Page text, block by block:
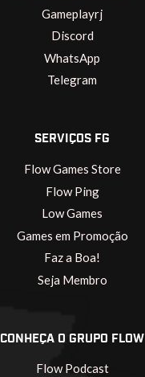
Gameplayrj
Discord
WhatsApp
Telegram
SERVIÇOS FG
Flow Games Store
Flow Ping
Low Games
Games em Promoção
Faz a Boa!
Seja Membro
CONHEÇA O GRUPO FLOW
Flow Podcast